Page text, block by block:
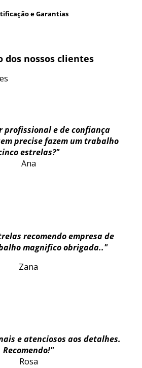
e Garantias
dos nossos clientes
profissional e de confiança
precise fazem um trabalho
estrelas?"
Ana
recomendo empresa de
magnifico obrigada.."
Zana
e atenciosos aos detalhes.
Recomendo!"
Rosa